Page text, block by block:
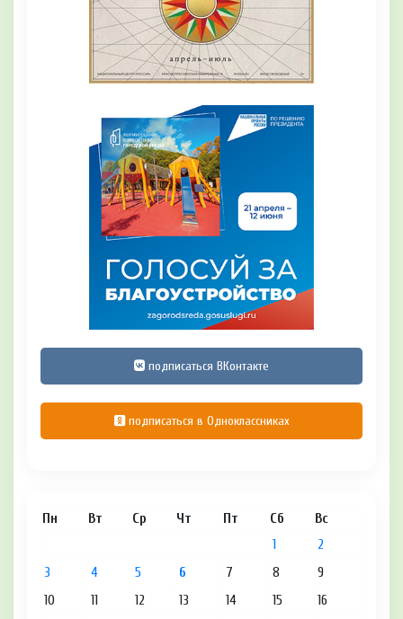
подписаться ВКонтакте
подписаться в Одноклассниках
Пн Вт Ср Чт Пт Сб Вс
1
2
3
4 5 6 7 8
9
10
11 12 13 14 15
16